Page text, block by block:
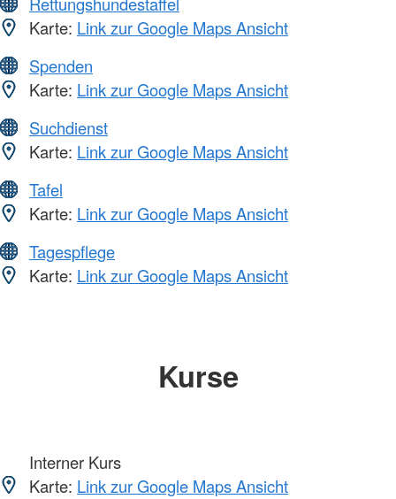
Karte: Link zur Google Maps Ansicht
Spenden
Karte: Link zur Google Maps Ansicht
Suchdienst
Karte: Link zur Google Maps Ansicht
Tafel
Karte: Link zur Google Maps Ansicht
Tagespflege
Karte: Link zur Google Maps Ansicht
Kurse
Interner Kurs
Karte: Link zur Google Maps Ansicht